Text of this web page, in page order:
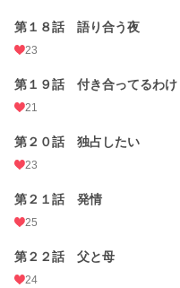
第１８話 語り合う夜
23
第１９話 付き合ってるわけ
21
第２０話 独占したい
23
第２１話 発情
25
第２２話 父と母
24